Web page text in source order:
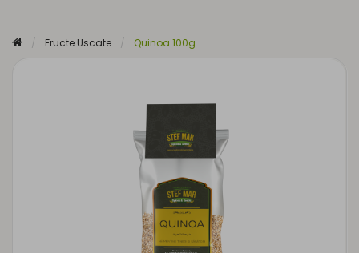
Fructe Uscate Quinoa 100g